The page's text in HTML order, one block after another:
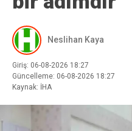
Neslihan Kaya
Giriş: 06-08-2026 18:27
Güncelleme: 06-08-2026 18:27
Kaynak: İHA